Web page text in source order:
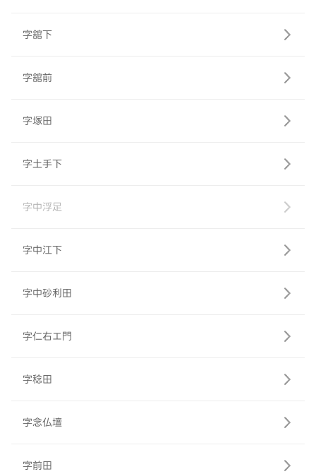
字舘下
字舘前
字塚田
字土手下
字中浮足
字中江下
字中砂利田
字仁右エ門
字稔田
字念仏壇
字前田